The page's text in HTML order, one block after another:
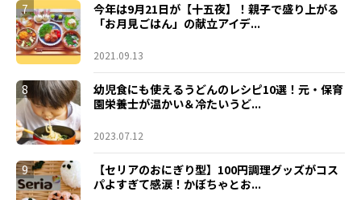
7
今年は9月21日が【十五夜】！親子で盛り上がる
「お月見ごはん」の献立アイデ...
2021.09.13
8
幼児食にも使えるうどんのレシピ10選！元・保育
園栄養士が温かい＆冷たいうど...
2023.07.12
9
【セリアのおにぎり型】100円調理グッズがコス
パよすぎて感涙！かぼちゃとお...